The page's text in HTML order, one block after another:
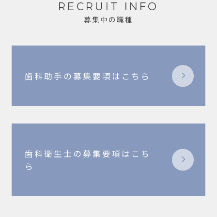
RECRUIT INFO
募集中の職種
歯科助手の募集要項はこちら
歯科衛生士の募集要項はこち
ら